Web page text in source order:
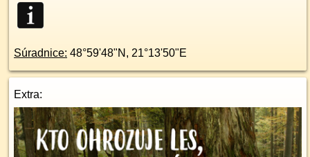
Súradnice: 48°59'48"N , 21°13'50"E
Extra: